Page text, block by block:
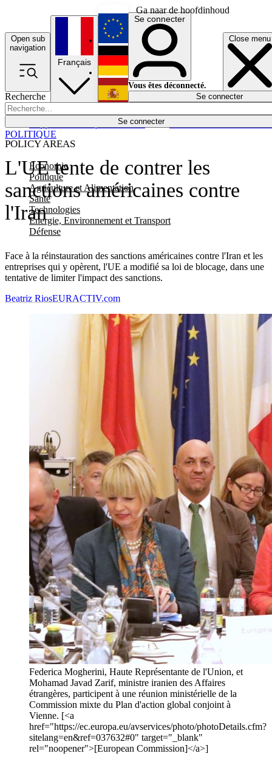
Ga naar de hoofdinhoud
Open sub
navigation
Close menu
Recherche
Se connecter
POLICY AREAS
Economie
Politique
Agriculture et Alimentation
Santé
Technologies
Energie, Environnement et Transport
Défense
Économie
Français
English
Deutsch
Español
Se connecter
Vous êtes déconnecté.
Se connecter
L'UE tente de contrer les
sanctions américaines contre
l'Iran
Face à la réinstauration des sanctions américaines contre l'Iran et les
entreprises qui y opèrent, l'UE a modifié sa loi de blocage, dans une
tentative de limiter l'impact des sanctions.
POLITIQUE
Beatriz RiosEURACTIV.com
Federica Mogherini, Haute Représentante de l'Union, et
Mohamad Javad Zarif, ministre iranien des Affaires
étrangères, participent à une réunion ministérielle de la
Commission mixte du Plan d'action global conjoint à
Vienne. [<a
href="https://ec.europa.eu/avservices/photo/photoDetails.cfm?
sitelang=en&ref=037632#0" target="_blank"
rel="noopener">[European Commission]</a>]